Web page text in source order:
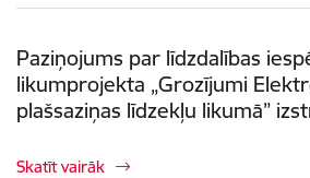
Paziņojums par līdzdalības
likumprojekta „Grozījumi
plašsaziņas līdzekļu likumā”
Skatīt vairāk